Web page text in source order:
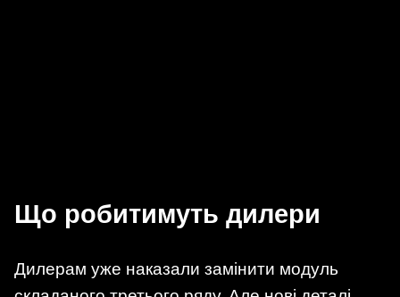
Що робитимуть дилери
Дилерам уже наказали замінити модуль